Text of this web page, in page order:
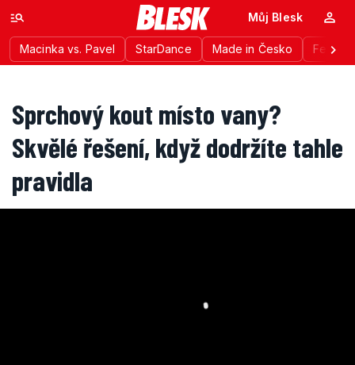
Macinka vs. Pavel StarDance Made in Česko
Můj Blesk
Sprchový kout místo vany?
Skvělé řešení, když dodržíte tahle
pravidla